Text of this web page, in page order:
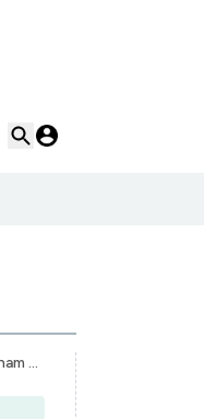
Indeks Saham Syariah Indonesia